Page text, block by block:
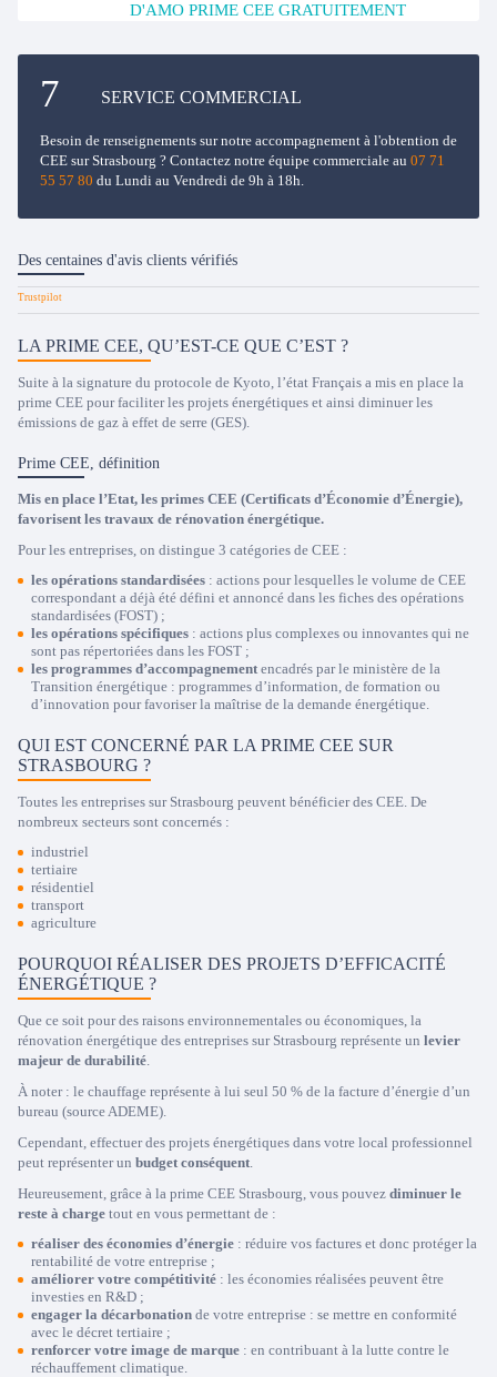
D'AMO PRIME CEE GRATUITEMENT
SERVICE COMMERCIAL
Besoin de renseignements sur notre accompagnement à l'obtention de
CEE sur Strasbourg ? Contactez notre équipe commerciale au 07 71
55 57 80 du Lundi au Vendredi de 9h à 18h.
Des centaines d'avis clients vérifiés
Trustpilot
LA PRIME CEE, QU’EST-CE QUE C’EST ?
Suite à la signature du protocole de Kyoto, l’état Français a mis en place la
prime CEE pour faciliter les projets énergétiques et ainsi diminuer les
émissions de gaz à effet de serre (GES).
Prime CEE, définition
Mis en place l’Etat, les primes CEE (Certificats d’Économie d’Énergie),
favorisent les travaux de rénovation énergétique.
Pour les entreprises, on distingue 3 catégories de CEE :
les opérations standardisées : actions pour lesquelles le volume de CEE
correspondant a déjà été défini et annoncé dans les fiches des opérations
standardisées (FOST) ;
les opérations spécifiques : actions plus complexes ou innovantes qui ne
sont pas répertoriées dans les FOST ;
les programmes d’accompagnement encadrés par le ministère de la
Transition énergétique : programmes d’information, de formation ou
d’innovation pour favoriser la maîtrise de la demande énergétique.
QUI EST CONCERNÉ PAR LA PRIME CEE SUR
STRASBOURG ?
Toutes les entreprises sur Strasbourg peuvent bénéficier des CEE. De
nombreux secteurs sont concernés :
industriel
tertiaire
résidentiel
transport
agriculture
POURQUOI RÉALISER DES PROJETS D’EFFICACITÉ
ÉNERGÉTIQUE ?
Que ce soit pour des raisons environnementales ou économiques, la
rénovation énergétique des entreprises sur Strasbourg représente un levier
majeur de durabilité
À noter : le chauffage représente à lui seul 50 % de la facture d’énergie d’un
bureau (source ADEME).
Cependant, effectuer des projets énergétiques dans votre local professionnel
peut représenter un budget conséquent
Heureusement, grâce à la prime CEE Strasbourg, vous pouvez diminuer le
reste à charge tout en vous permettant de :
réaliser des économies d’énergie : réduire vos factures et donc protéger la
rentabilité de votre entreprise ;
améliorer votre compétitivité : les économies réalisées peuvent être
investies en R&D ;
engager la décarbonation de votre entreprise : se mettre en conformité
avec le décret tertiaire ;
renforcer votre image de marque : en contribuant à la lutte contre le
réchauffement climatique.